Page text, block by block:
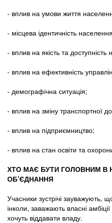
- вплив на умови життя
- місцева ідентичність
- вплив на якість та
- вплив на ефективність
- демографічна ситуація;
- вплив на зміну транспортної
- вплив на підприємництво;
- вплив на стан освіти та
ХТО МАЄ БУТИ ГОЛОВНИМ В
ОБ’ЄДНАННЯ
Учасники зустрічі зауважують,
інколи, заважають власні
хочуть віддавати владу.